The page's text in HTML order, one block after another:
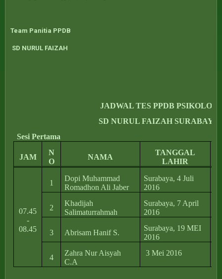
Team Panitia PPDB
SD NURUL FAIZAH
JADWAL TES PPDB PSIKOLOG
SD NURUL FAIZAH SURABAYA
Sesi Pertama
JAM
N
O
NAMA
TANGGAL
LAHIR
07.45
-
08.45
1
Dopi Muhammad
Romadhon Ali Jaber
Surabaya, 4 Juli
2016
2
Khadijah
Salimaturrahmah
Surabaya, 7 April
2016
3 Abrisam Hanif S.
Surabaya, 19 MEI
2016
4
Zahra Nur Aisyah
C.A
3 Mei 2016